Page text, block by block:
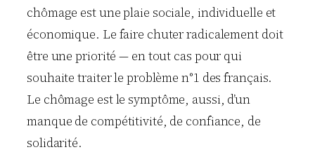
chômage est une plaie sociale, individuelle et
économique. Le faire chuter radicalement doit
être une priorité — en tout cas pour qui
souhaite traiter le problème n°1 des français.
Le chômage est le symptôme, aussi, d’un
manque de compétitivité, de confiance, de
solidarité.